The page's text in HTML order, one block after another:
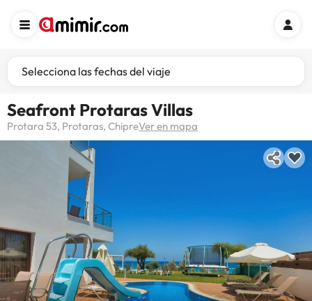
Selecciona las fechas del viaje
Seafront Protaras Villas
Protara 53, Protaras, ChipreVer en mapa